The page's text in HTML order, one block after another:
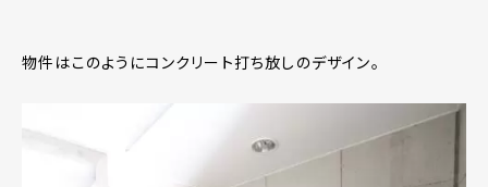
物件はこのようにコンクリート打ち放しのデザイン。